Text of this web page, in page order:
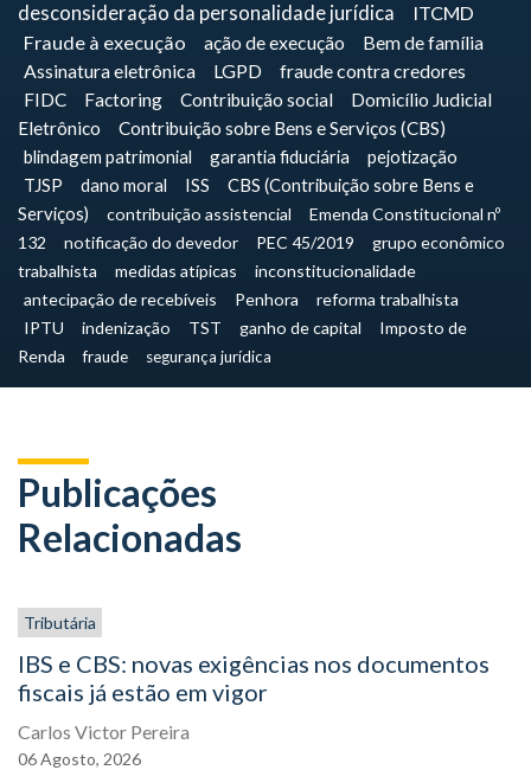
desconsideração da personalidade jurídica
ITCMD
Fraude à execução
ação de execução
Bem de família
Assinatura eletrônica
LGPD fraude contra credores
FIDC Factoring Contribuição social
Domicílio Judicial
Eletrônico
Contribuição sobre Bens e Serviços (CBS)
blindagem patrimonial
garantia fiduciária
pejotização
TJSP
dano moral ISS
CBS (Contribuição sobre Bens e
Serviços)
contribuição assistencial
Emenda Constitucional nº
132
notificação do devedor PEC 45/2019
grupo econômico
trabalhista
medidas atípicas
inconstitucionalidade
antecipação de recebíveis
Penhora
reforma trabalhista
IPTU
indenização TST ganho de capital
Imposto de
Renda
fraude segurança jurídica
Publicações
Relacionadas
Tributária
IBS e CBS: novas exigências nos documentos
fiscais já estão em vigor
Carlos Victor Pereira
06Agosto, 2026